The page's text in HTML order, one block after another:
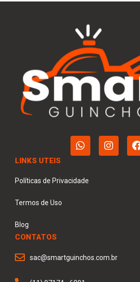
LINKS UTEIS
Políticas de Privacidade
Termos de Uso
Blog
CONTATOS
sac@smartguinchos.com.br